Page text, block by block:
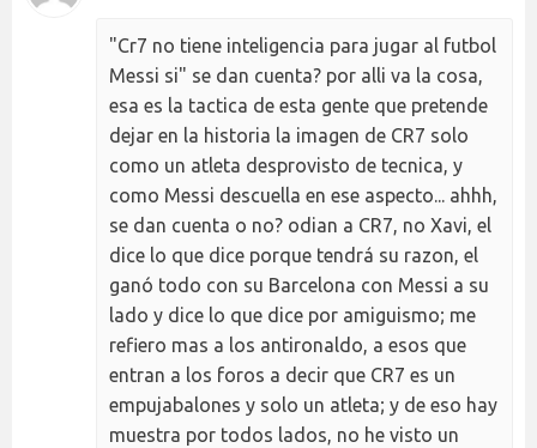
"Cr7 no tiene inteligencia para jugar al futbol
Messi si" se dan cuenta? por alli va la cosa,
esa es la tactica de esta gente que pretende
dejar en la historia la imagen de CR7 solo
como un atleta desprovisto de tecnica, y
como Messi descuella en ese aspecto... ahhh,
se dan cuenta o no? odian a CR7, no Xavi, el
dice lo que dice porque tendrá su razon, el
ganó todo con su Barcelona con Messi a su
lado y dice lo que dice por amiguismo; me
refiero mas a los antironaldo, a esos que
entran a los foros a decir que CR7 es un
empujabalones y solo un atleta; y de eso hay
muestra por todos lados, no he visto un